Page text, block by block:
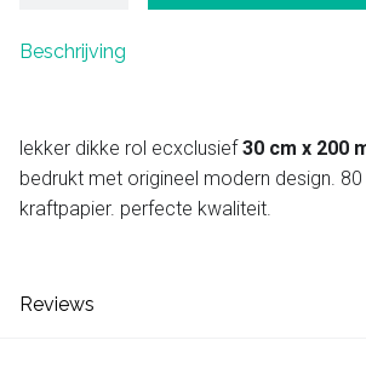
Beschrijving
lekker dikke rol ecxclusief 30 cm x 200
bedrukt met origineel modern design. 80
kraftpapier. perfecte kwaliteit.
Reviews